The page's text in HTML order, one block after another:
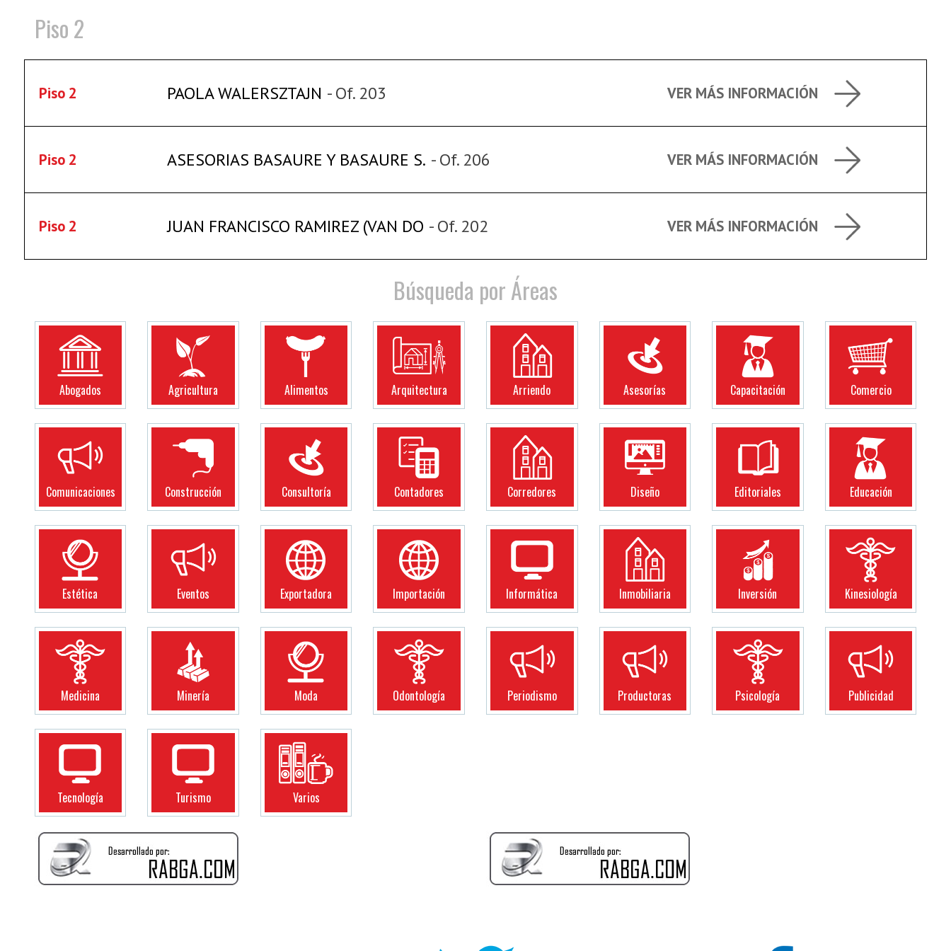
Piso 2
Piso 2 PAOLA WALERSZTAJN - Of. 203 VER MÁS INFORMACIÓN
Piso 2 ASESORIAS BASAURE Y BASAURE S. - Of. 206 VER MÁS INFORMACIÓN
Piso 2 JUAN FRANCISCO RAMIREZ (VAN DO - Of. 202 VER MÁS INFORMACIÓN
Búsqueda por Áreas
Abogados Agricultura Alimentos Arquitectura Arriendo Asesorías Capacitación Comercio
Comunicaciones Construcción Consultoría Contadores Corredores Diseño Editoriales Educación
Estética Eventos Exportadora Importación Informática Inmobiliaria Inversión Kinesiología
Medicina Minería Moda Odontología Periodismo Productoras Psicología Publicidad
Tecnología Turismo Varios